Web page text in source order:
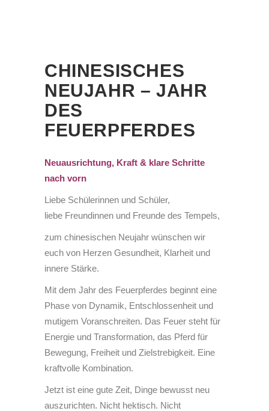
CHINESISCHES
NEUJAHR – JAHR
DES
FEUERPFERDES
Neuausrichtung, Kraft & klare Schritte
nach vorn
Liebe Schülerinnen und Schüler,
liebe Freundinnen und Freunde des Tempels,
zum chinesischen Neujahr wünschen wir
euch von Herzen Gesundheit, Klarheit und
innere Stärke.
Mit dem Jahr des Feuerpferdes beginnt eine
Phase von Dynamik, Entschlossenheit und
mutigem Voranschreiten. Das Feuer steht für
Energie und Transformation, das Pferd für
Bewegung, Freiheit und Zielstrebigkeit. Eine
kraftvolle Kombination.
Jetzt ist eine gute Zeit, Dinge bewusst neu
auszurichten. Nicht hektisch. Nicht